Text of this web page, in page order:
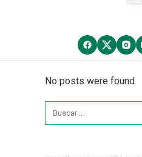
No posts were found.